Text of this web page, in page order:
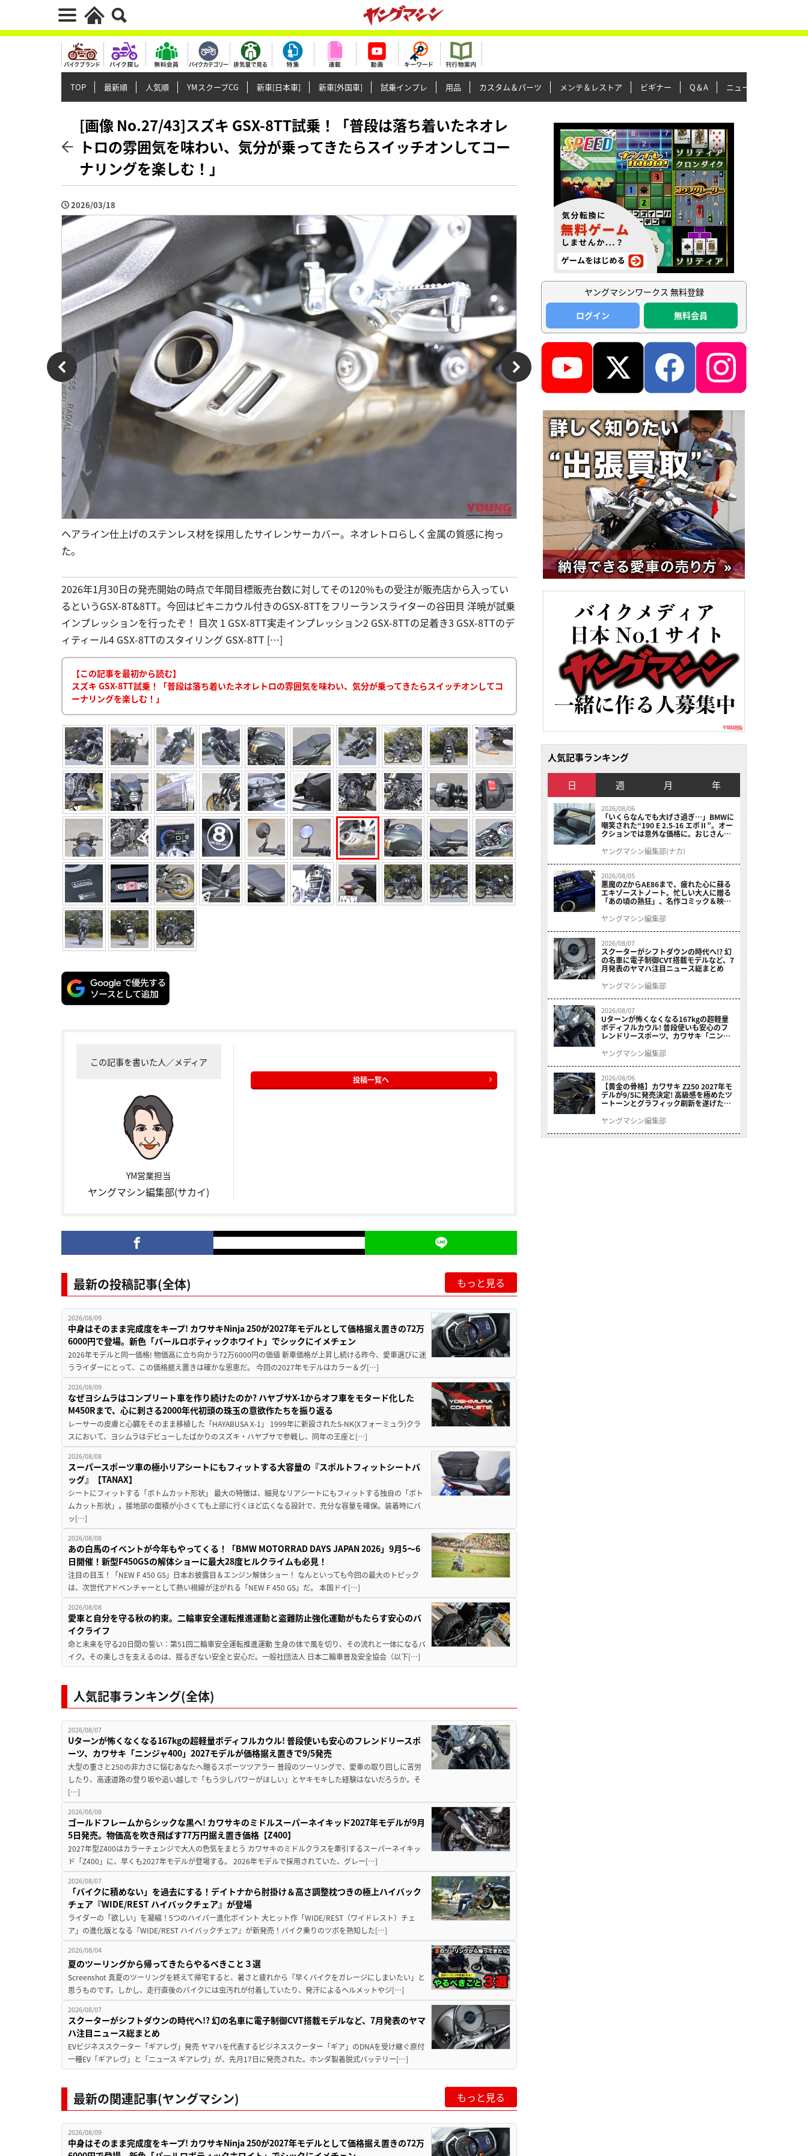
TOP 最新順 人気順 YMスクープCG 新車[日本車] 新車[外国車] 試乗インプレ 用品 カスタム＆パーツ メンテ＆レストア ビギナー Q＆A ニュース＆トピックス
[画像 No.27/43]スズキ GSX-8TT試乗！「普段は落ち着いたネオレ
トロの雰囲気を味わい、気分が乗ってきたらスイッチオンしてコー
ナリングを楽しむ！」
2026/03/18
ヘアライン仕上げのステンレス材を採用したサイレンサーカバー。ネオレトロらしく金属の質感に拘っ
た。
2026年1月30日の発売開始の時点で年間目標販売台数に対してその120%もの受注が販売店から入ってい
るというGSX-8T&8TT。今回はビキニカウル付きのGSX-8TTをフリーランスライターの谷田貝 洋暁が試乗
インプレッションを行ったぞ！ 目次 1 GSX-8TT実走インプレッション2 GSX-8TTの足着き3 GSX-8TTのデ
ィティール4 GSX-8TTのスタイリング GSX-8TT […]
【この記事を最初から読む】
スズキ GSX-8TT試乗！「普段は落ち着いたネオレトロの雰囲気を味わい、気分が乗ってきたらスイッチオンしてコ
ーナリングを楽しむ！」
この記事を書いた人／メディア
YM営業担当
ヤングマシン編集部(サカイ)
投稿一覧へ
最新の投稿記事(全体) もっと見る
2026/08/09
中身はそのまま完成度をキープ! カワサキNinja 250が2027年モデルとして価格据え置きの72万
6000円で登場。新色「パールロボティックホワイト」でシックにイメチェン
2026年モデルと同一価格! 物価高に立ち向かう72万6000円の価値 新車価格が上昇し続ける昨今、愛車選びに迷
うライダーにとって、この価格据え置きは確かな恩恵だ。 今回の2027年モデルはカラー＆グ[…]
2026/08/09
なぜヨシムラはコンプリート車を作り続けたのか? ハヤブサX-1からオフ車をモタード化した
M450Rまで、心に刺さる2000年代初頭の珠玉の意欲作たちを振り返る
レーサーの皮膚と心臓をそのまま移植した「HAYABUSA X-1」 1999年に新設されたS-NK(Xフォーミュラ)クラ
スにおいて、ヨシムラはデビューしたばかりのスズキ・ハヤブサで参戦し、同年の王座と[…]
2026/08/08
スーパースポーツ車の極小リアシートにもフィットする大容量の『スポルトフィットシートバ
ッグ』【TANAX】
シートにフィットする「ボトムカット形状」 最大の特徴は、細見なリアシートにもフィットする独自の「ボト
ムカット形状」。接地部の面積が小さくても上部に行くほど広くなる設計で、充分な容量を確保。装着時にバ
ッ[…]
2026/08/08
あの白馬のイベントが今年もやってくる！「BMW MOTORRAD DAYS JAPAN 2026」9月5〜6
日開催！新型F450GSの解体ショーに最大28度ヒルクライムも必見！
注目の目玉！「NEW F 450 GS」日本お披露目＆エンジン解体ショー！ なんといっても今回の最大のトピック
は、次世代アドベンチャーとして熱い視線が注がれる「NEW F 450 GS」だ。 本国ドイ[…]
2026/08/08
愛車と自分を守る秋の約束。二輪車安全運転推進運動と盗難防止強化運動がもたらす安心のバ
イクライフ
命と未来を守る20日間の誓い：第51回二輪車安全運転推進運動 生身の体で風を切り、その流れと一体になるバ
イク。その楽しさを支えるのは、揺るぎない安全と安心だ。一般社団法人 日本二輪車普及安全協会（以下[…]
人気記事ランキング(全体)
2026/08/07
Uターンが怖くなくなる167kgの超軽量ボディフルカウル! 普段使いも安心のフレンドリースポ
ーツ、カワサキ「ニンジャ400」2027モデルが価格据え置きで9/5発売
大型の重さと250の非力さに悩むあなたへ贈るスポーツツアラー 普段のツーリングで、愛車の取り回しに苦労
したり、高速道路の登り坂や追い越しで「もう少しパワーがほしい」とヤキモキした経験はないだろうか。そ
[…]
2026/08/08
ゴールドフレームからシックな黒へ! カワサキのミドルスーパーネイキッド2027年モデルが9月
5日発売。物価高を吹き飛ばす77万円据え置き価格【Z400】
2027年型Z400はカラーチェンジで大人の色気をまとう カワサキのミドルクラスを牽引するスーパーネイキッ
ド「Z400」に、早くも2027年モデルが登場する。 2026年モデルで採用されていた、グレー[…]
2026/08/07
「バイクに積めない」を過去にする！デイトナから肘掛け＆高さ調整枕つきの極上ハイバック
チェア『WIDE/REST ハイバックチェア』が登場
ライダーの「欲しい」を凝縮！5つのハイパー進化ポイント 大ヒット作「WIDE/REST（ワイドレスト）チェ
ア」の進化版となる『WIDE/REST ハイバックチェア』が新発売！バイク乗りのツボを熟知した[…]
2026/08/04
夏のツーリングから帰ってきたらやるべきこと３選
Screenshot 真夏のツーリングを終えて帰宅すると、暑さと疲れから「早くバイクをガレージにしまいたい」と
思うものです。しかし、走行直後のバイクには虫汚れが付着していたり、発汗によるヘルメットやジ[…]
2026/08/07
スクーターがシフトダウンの時代へ!? 幻の名車に電子制御CVT搭載モデルなど、7月発表のヤマ
ハ注目ニュース総まとめ
EVビジネススクーター「ギアレヴ」発売 ヤマハを代表するビジネススクーター「ギア」のDNAを受け継ぐ原付
一種EV「ギアレヴ」と「ニュース ギアレヴ」が、先月17日に発売された。ホンダ製着脱式バッテリー[…]
最新の関連記事(ヤングマシン) もっと見る
2026/08/09
中身はそのまま完成度をキープ! カワサキNinja 250が2027年モデルとして価格据え置きの72万
ヤングマシンワークス 無料登録
ログイン
無料会員
人気記事ランキング
日 週 月 年
2026/08/06
「いくらなんでも大げさ過ぎ…」BMWに
嘲笑された“190 E 2.5-16 エボⅡ”。オー
クションでは意外な価格に。おじさん達
ヤングマシン編集部(ナカ)
2026/08/05
悪魔のZからAE86まで、疲れた心に蘇る
エキゾーストノート。忙しい大人に贈る
「あの頃の熱狂」、名作コミック＆映画
結！
ヤングマシン編集部
2026/08/07
スクーターがシフトダウンの時代へ!? 幻
の名車に電子制御CVT搭載モデルなど、7
月発表のヤマハ注目ニュース総まとめ
ヤングマシン編集部
2026/08/07
Uターンが怖くなくなる167kgの超軽量
ボディフルカウル! 普段使いも安心のフ
レンドリースポーツ、カワサキ「ニンジ
9/5発売
ヤングマシン編集部
2026/08/06
【黄金の骨格】カワサキ Z250 2027年モ
デルが9/5に発売決定! 高級感を極めたツ
ートーンとグラフィック刷新を遂げた本
ヤングマシン編集部